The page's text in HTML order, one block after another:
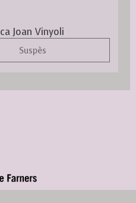
Joan Vinyoli
Suspès